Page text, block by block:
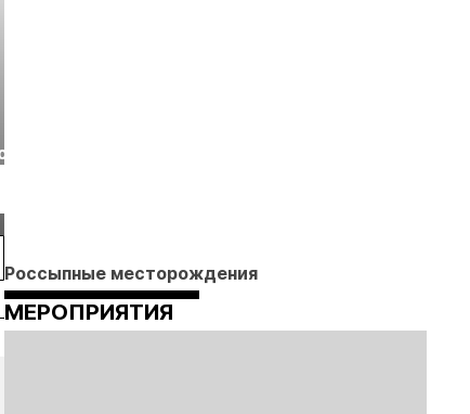
Россыпные месторождения
МЕРОПРИЯТИЯ